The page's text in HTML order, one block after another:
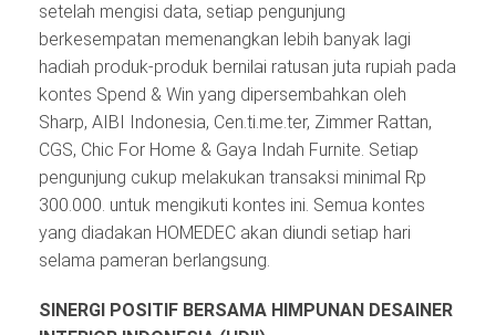
setelah mengisi data, setiap pengunjung
berkesempatan memenangkan lebih banyak lagi
hadiah produk-produk bernilai ratusan juta rupiah pada
kontes Spend & Win yang dipersembahkan oleh
Sharp, AIBI Indonesia, Cen.ti.me.ter, Zimmer Rattan,
CGS, Chic For Home & Gaya Indah Furnite. Setiap
pengunjung cukup melakukan transaksi minimal Rp
300.000. untuk mengikuti kontes ini. Semua kontes
yang diadakan HOMEDEC akan diundi setiap hari
selama pameran berlangsung.
SINERGI POSITIF BERSAMA HIMPUNAN DESAINER